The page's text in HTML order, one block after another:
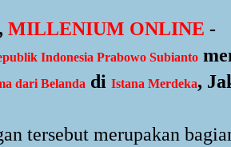
, MILLENIUM ONLINE -
Indonesia Prabowo Subianto
dari Belanda di Istana Merdeka,
tersebut merupakan